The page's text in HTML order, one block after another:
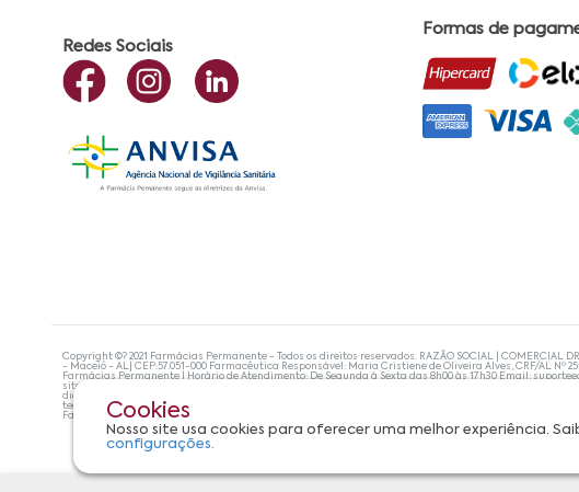
Cookies
Nosso site usa cookies para oferecer uma melhor experiência.
configurações.
Redes Sociais
Formas de
Copyright ©? 2021 Farmácias Permanente - Todos os direitos reservados. RAZÃO SOCIAL | COMERCIAL
- Maceió - AL| CEP:57.051-000 Farmacêutica Responsável: Maria Cristiene de Oliveira Alves, CRF/AL
Farmácias Permanente | Horário de Atendimento: De Segunda à Sexta das 8h00 às 17h30 Email:
site não devem ser utilizadas para automedicação e, de forma alguma, substituem as orientações de
diagnosticar problemas de saúde e prescrever o tratamento adequado. Se os sintomas persistirem, um
tecnologias mais avançadas de proteção de dados, para que você possa realizar suas compras com
Farmácias Permanente. Todos os pedidos efetuados estão sujeitos à confirmação da disponibilidade de